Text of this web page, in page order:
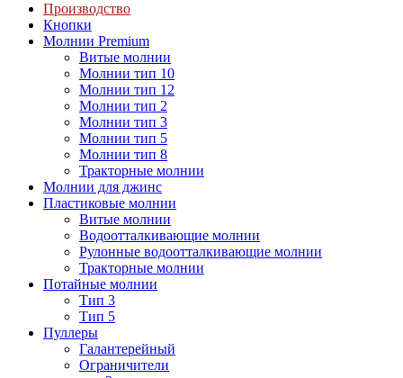
Производство
Кнопки
Молнии Premium
Витые молнии
Молнии тип 10
Молнии тип 12
Молнии тип 2
Молнии тип 3
Молнии тип 5
Молнии тип 8
Тракторные молнии
Молнии для джинс
Пластиковые молнии
Витые молнии
Водоотталкивающие молнии
Рулонные водоотталкивающие молнии
Тракторные молнии
Потайные молнии
Тип 3
Тип 5
Пуллеры
Галантерейный
Ограничители